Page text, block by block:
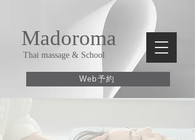
Web予約
Madoroma
Thai massage & School